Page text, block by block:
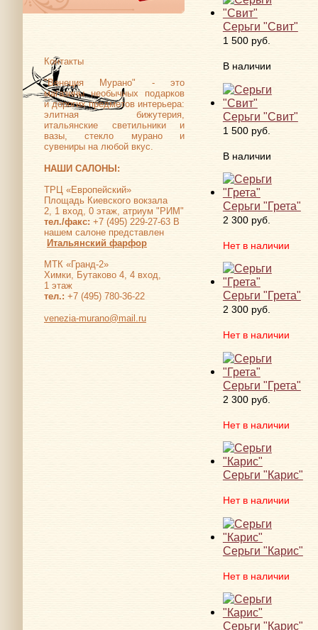
Контакты
"Венеция Мурано" - это
магазины необычных подарков
и дорогих предметов интерьера:
элитная бижутерия,
итальянские светильники и
вазы, стекло мурано и
сувениры на любой вкус.
НАШИ САЛОНЫ:
ТРЦ «Европейский»
Площадь Киевского вокзала
2, 1 вход, 0 этаж, атриум "РИМ"
тел./факс: +7 (495) 229-27-63 В
нашем салоне представлен
Итальянский фарфор
МТК «Гранд-2»
Химки, Бутаково 4, 4 вход,
1 этаж
тел.: +7 (495) 780-36-22
venezia-murano@mail.ru
Серьги "Свит"
1 500 руб.
В наличии
Серьги "Свит"
1 500 руб.
В наличии
Серьги "Грета"
2 300 руб.
Нет в наличии
Серьги "Грета"
2 300 руб.
Нет в наличии
Серьги "Грета"
2 300 руб.
Нет в наличии
Серьги "Карис"
Нет в наличии
Серьги "Карис"
Нет в наличии
Серьги "Карис"